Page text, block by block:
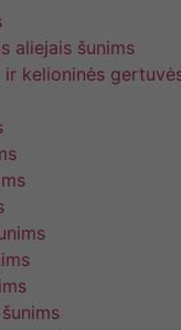
aliejais šunims
ir kelioninės